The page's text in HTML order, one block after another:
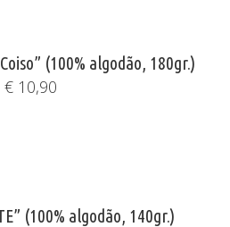
(100% algodão, 180gr.)
€10,90
(100% algodão, 140gr.)